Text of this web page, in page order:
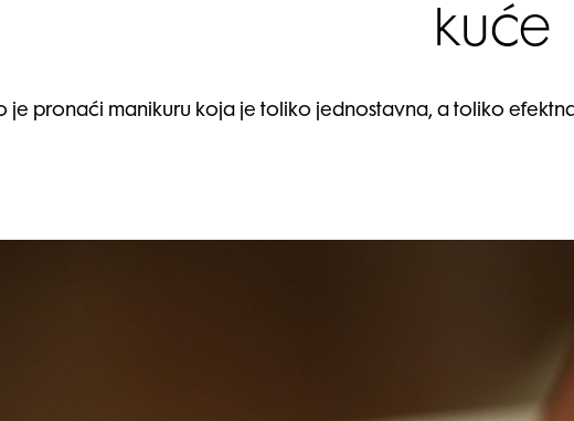
kuće
je pronaći manikuru koja je toliko jednostavna, a toliko